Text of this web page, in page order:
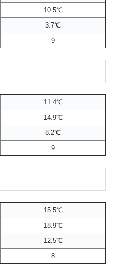
10.5℃
3.7℃
9
11.4℃
14.9℃
8.2℃
9
15.5℃
18.9℃
12.5℃
8